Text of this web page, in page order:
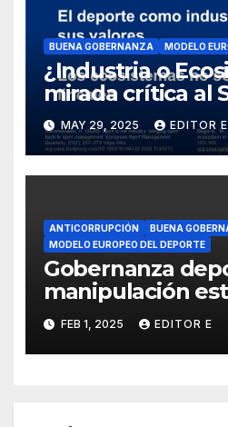
BUENA GOBERNANZA MODELO
¿Industria o
mirada crítica al
Nacional del
MAY 29, 2025 EDITOR E
ANTICORRUPCIÓN
BUENA
MODELO EUROPEO DEL DEPORTE
Gobernanza
manipulación
juego de las
para evadir el
FEB 1, 2025 EDITOR E